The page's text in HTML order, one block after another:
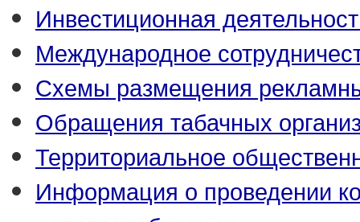
Инвестиционная
Международное
Схемы размещения
Обращения табачных
Территориальное
Информация о проведении